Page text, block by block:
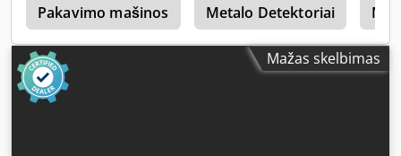
Pakavimo mašinos Metalo Detektoriai
Mažas skelbimas